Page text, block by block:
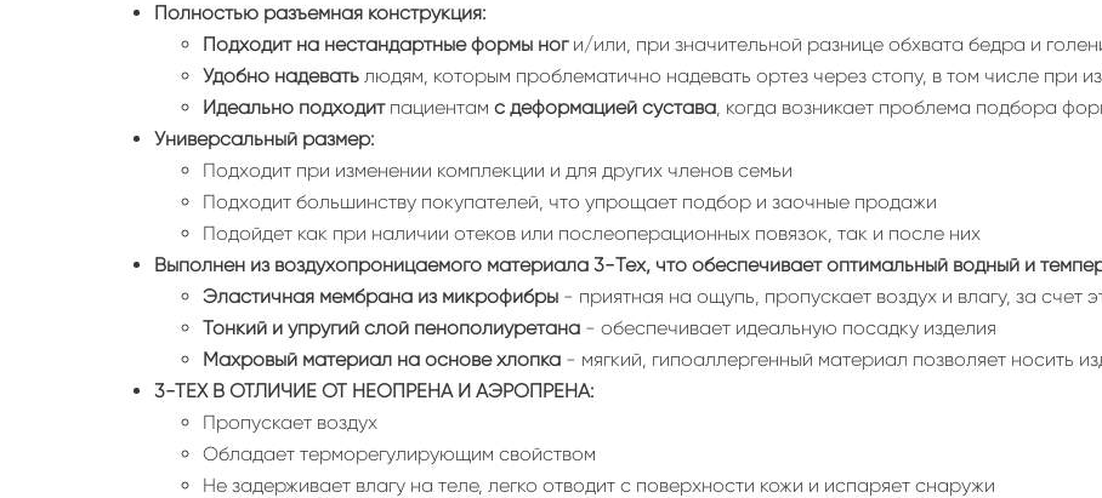
Полностью разъемная конструкция:
Подходит на нестандартные формы ноги/или, при значительной разнице обхвата бедра и
Удобно надевать людям, которым проблематично надевать ортез через стопу, в том числе при
Идеально подходитпациентам с деформацией сустава, когда возникает проблема подбора
Универсальный размер:
Подходит при изменении комплекции и для других членов семьи
Подходит большинству покупателей, что упрощает подбор и заочные продажи
Подойдет как при наличии отеков или послеоперационных повязок, так и после них
Выполнен из воздухопроницаемого материала 3-Tex, что обеспечивает оптимальный водный и
Эластичная мембрана из микрофибры - приятная на ощупь, пропускает воздух и влагу, за счет
Тонкий и упругий слой пенополиуретана - обеспечивает идеальную посадку изделия
Махровый материал на основе хлопка - мягкий, гипоаллергенный материал позволяет носить
3-ТЕХ В ОТЛИЧИЕ ОТ НЕОПРЕНА И АЭРОПРЕНА:
Пропускает воздух
Обладает терморегулирующим свойством
Не задерживает влагу на теле, легко отводит с поверхности кожи и испаряет снаружи